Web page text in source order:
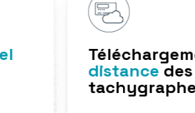
distancedes
tachygraphe